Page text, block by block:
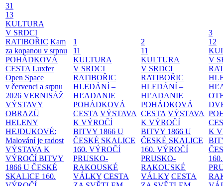
31
13
KULTURA
V SRDCI
RATIBOŘIC Kam
za kopanou v srpnu
POHÁDKOVÁ
CESTA Luxfer
Open Space
v červenci a srpnu
2026 VERNISÁŽ
VÝSTAVY
OBRAZŮ
HELENY
HEJDUKOVÉ:
Malování je radost
VÝSTAVA K
VÝROČÍ BITVY
1866 U ČESKÉ
SKALICE 160.
1
11
KULTURA
V SRDCI
RATIBOŘIC
HLEDÁNÍ –
HĽADANIE
POHÁDKOVÁ
CESTA VÝSTAVA
K VÝROČÍ
BITVY 1866 U
ČESKÉ SKALICE
160. VÝROČÍ
PRUSKO-
RAKOUSKÉ
VÁLKY CESTA
2
11
KULTURA
V SRDCI
RATIBOŘIC
HLEDÁNÍ –
HĽADANIE
POHÁDKOVÁ
CESTA VÝSTAVA
K VÝROČÍ
BITVY 1866 U
ČESKÉ SKALICE
160. VÝROČÍ
PRUSKO-
RAKOUSKÉ
VÁLKY CESTA
3
12
V
K